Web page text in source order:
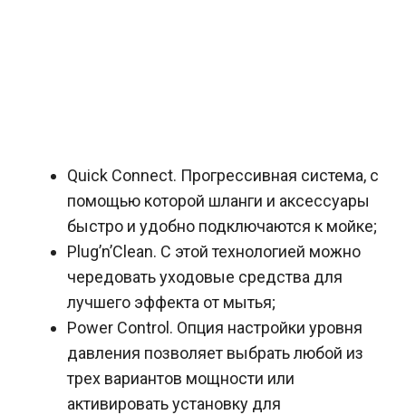
Quick Connect. Прогрессивная система, с
помощью которой шланги и аксессуары
быстро и удобно подключаются к мойке;
Plug’n’Clean. С этой технологией можно
чередовать уходовые средства для
лучшего эффекта от мытья;
Power Control. Опция настройки уровня
давления позволяет выбрать любой из
трех вариантов мощности или
активировать установку для